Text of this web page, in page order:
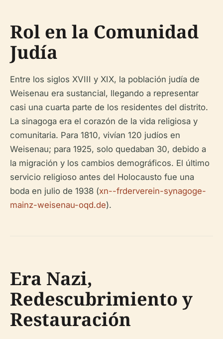
Rol en la Comunidad
Judía
Entre los siglos XVIII y XIX, la población judía de
Weisenau era sustancial, llegando a representar
casi una cuarta parte de los residentes del distrito.
La sinagoga era el corazón de la vida religiosa y
comunitaria. Para 1810, vivían 120 judíos en
Weisenau; para 1925, solo quedaban 30, debido a
la migración y los cambios demográficos. El último
servicio religioso antes del Holocausto fue una
boda en julio de 1938 (xn--frderverein-synagoge-
mainz-weisenau-oqd.de).
Era Nazi,
Redescubrimiento y
Restauración